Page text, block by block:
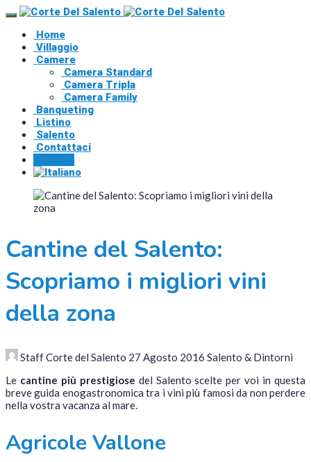
Home
Villaggio
Camere
Camera Standard
Camera Tripla
Camera Family
Banqueting
Listino
Salento
Contattaci
Cantine del Salento:
Scopriamo i migliori vini
della zona
Staff Corte del Salento 27 Agosto 2016 Salento & Dintorni
Le cantine più prestigiose del Salento scelte per voi in questa
breve guida enogastronomica tra i vini più famosi da non perdere
nella vostra vacanza al mare.
Agricole Vallone